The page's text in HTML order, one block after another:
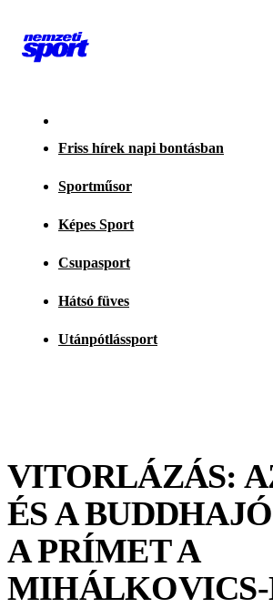
Friss hírek napi bontásban
Sportműsor
Képes Sport
Csupasport
Hátsó füves
Utánpótlássport
VITORLÁZÁS:
ÉS A
A PRÍMET A